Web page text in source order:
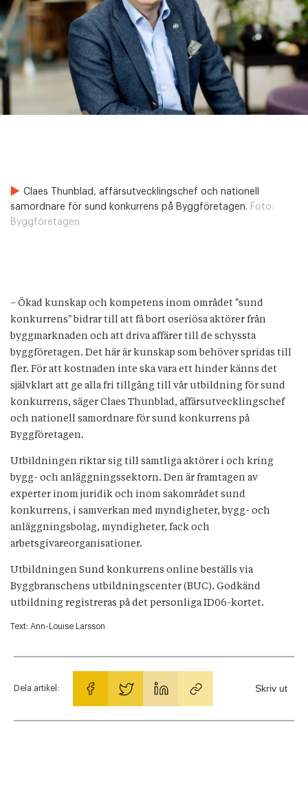
Claes Thunblad, affärsutvecklingschef och nationell
samordnare för sund konkurrens på Byggföretagen. Foto:
Byggföretagen
– Ökad kunskap och kompetens inom området "sund
konkurrens" bidrar till att få bort oseriösa aktörer från
byggmarknaden och att driva affärer till de schyssta
byggföretagen. Det här är kunskap som behöver spridas till
fler. För att kostnaden inte ska vara ett hinder känns det
självklart att ge alla fri tillgång till vår utbildning för sund
konkurrens, säger Claes Thunblad, affärsutvecklingschef
och nationell samordnare för sund konkurrens på
Byggföretagen.
Utbildningen riktar sig till samtliga aktörer i och kring
bygg- och anläggningssektorn. Den är framtagen av
experter inom juridik och inom sakområdet sund
konkurrens, i samverkan med myndigheter, bygg- och
anläggningsbolag, myndigheter, fack och
arbetsgivareorganisationer.
Utbildningen Sund konkurrens online beställs via
Byggbranschens utbildningscenter (BUC). Godkänd
utbildning registreras på det personliga ID06-kortet.
Text: Ann-Louise Larsson
Dela artikel: Skriv ut